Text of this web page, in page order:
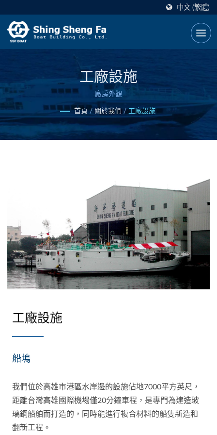
中文 (繁體)
工廠設施
廠房外觀
首頁 / 關於我們 / 工廠設施
工廠設施
船塢
我們位於高雄市港區水岸邊的設施佔地7000平方英尺，
距離台灣高雄國際機場僅20分鐘車程，是專門為建造玻
璃鋼船舶而打造的，同時能進行複合材料的船隻新造和
翻新工程。